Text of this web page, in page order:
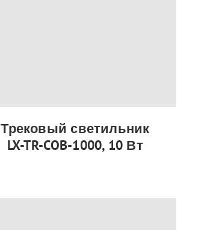
Трековый светильник
LX-TR-COB-1000, 10 Вт